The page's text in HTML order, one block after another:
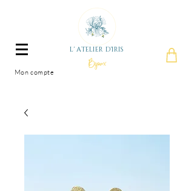
L' ATELIER D'IRIS
Mon compte
Bijoux